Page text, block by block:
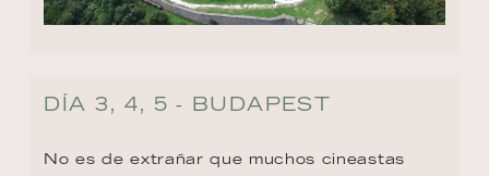
DÍA 3, 4, 5 - BUDAPEST
No es de extrañar que muchos cineastas